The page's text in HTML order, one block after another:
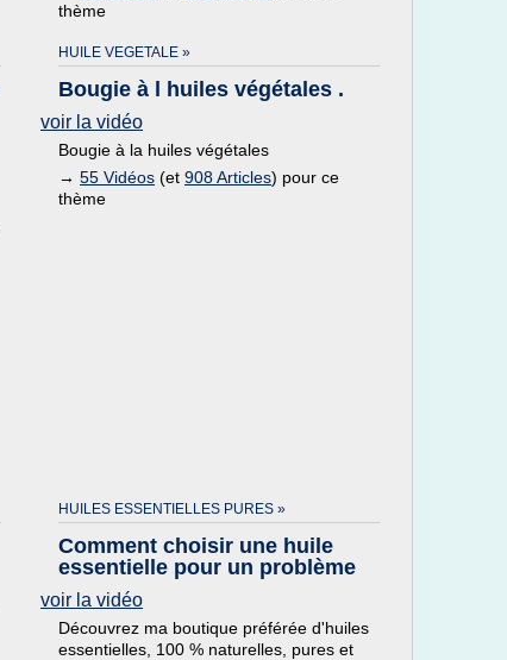
thème
HUILE VEGETALE »
Bougie à l huiles végétales .
voir la vidéo
Bougie à la huiles végétales
→ 55 Vidéos (et 908 Articles) pour ce
thème
HUILES ESSENTIELLES PURES »
Comment choisir une huile
essentielle pour un problème
voir la vidéo
Découvrez ma boutique préférée d'huiles
essentielles, 100 % naturelles, pures et